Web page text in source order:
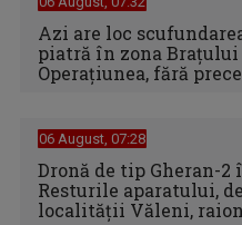
Azi are loc
piatră în zona Brațului
Operațiunea, fără
06 August, 07:28
Dronă de tip Gheran-2
Resturile aparatului,
localității Văleni,